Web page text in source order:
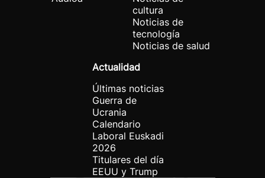
cultura
Noticias de
tecnología
Noticias de salud
Actualidad
Últimas noticias
Guerra de
Ucrania
Calendario
Laboral Euskadi
2026
Titulares del día
EEUU y Trump